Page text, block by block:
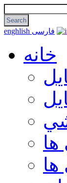
enghlish فارسی
خانه
ها